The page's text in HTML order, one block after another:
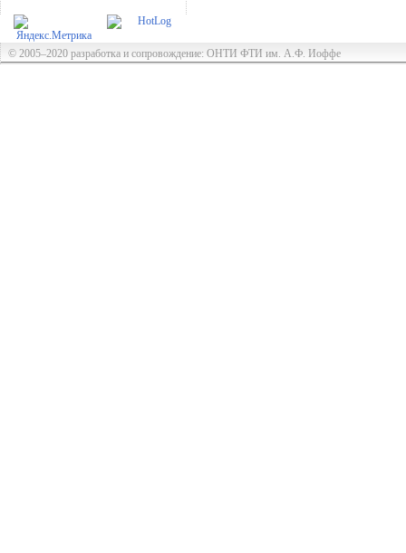
© 2005–2020 разработка и сопровождение: ОНТИ ФТИ им. А.Ф. Иоффе